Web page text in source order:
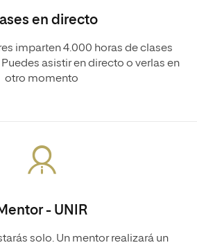
en directo
imparten 4.000 horas de clases
asistir en directo o verlas en
otro momento
- UNIR
solo. Un mentor realizará un